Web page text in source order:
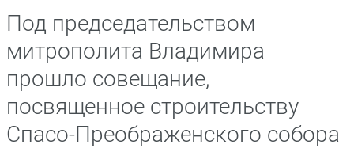
Под председательством
митрополита Владимира
прошло совещание,
посвященное строительству
Спасо-Преображенского собора